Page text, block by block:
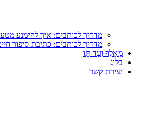
מדריך לכותבים: איך להימנע
מדריך לכותבים: כתיבת סיפור
מֵאָלֶף וְעַד תָּו
בלוג
יצירת קשר